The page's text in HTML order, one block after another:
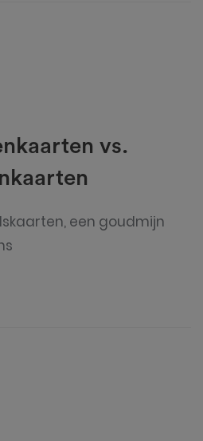
vs.
een goudmijn